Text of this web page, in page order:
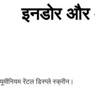
इनडोर और
रेंटल डिस्प्ले स्क्रीन।